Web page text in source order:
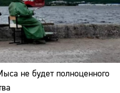
не будет полноценного